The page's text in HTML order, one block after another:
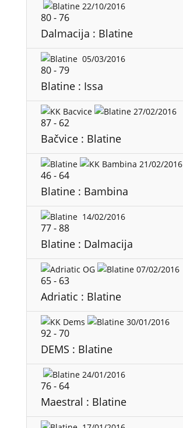
22/10/2016
80-76
Dalmacija : Blatine
05/03/2016
80-79
Blatine : Issa
27/02/2016
87- 62
Bačvice : Blatine
21/02/2016
46- 64
Blatine : Bambina
14/02/2016
77-88
Blatine : Dalmacija
07/02/2016
65- 63
Adriatic : Blatine
30/01/2016
92-70
DEMS : Blatine
24/01/2016
76- 64
Maestral : Blatine